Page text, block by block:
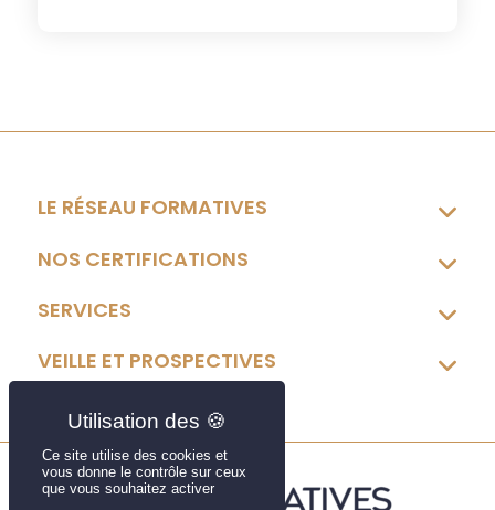
LE RÉSEAU FORMATIVES
NOS CERTIFICATIONS
SERVICES
VEILLE ET PROSPECTIVES
Ce site utilise des cookies et
vous donne le contrôle sur ceux
que vous souhaitez activer